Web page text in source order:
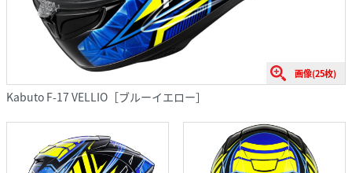
画像(25枚)
Kabuto F-17 VELLIO［ブルーイエロー］